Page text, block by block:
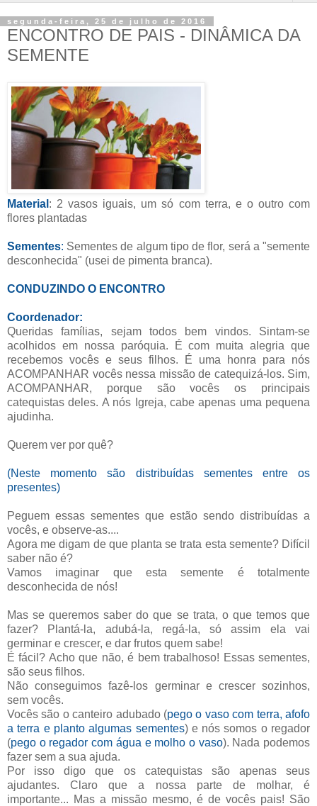
segunda-feira, 25 de julho de 2016
ENCONTRO DE PAIS - DINÂMICA DA
SEMENTE
Material : 2 vasos iguais, um só com terra, e o outro com
flores plantadas
Sementes: Sementes de algum tipo de flor, será a "semente
desconhecida" (usei de pimenta branca).
CONDUZINDO O ENCONTRO
Coordenador:
Queridas famílias, sejam todos bem vindos. Sintam-se
acolhidos em nossa paróquia. É com muita alegria que
recebemos vocês e seus filhos. É uma honra para nós
ACOMPANHAR vocês nessa missão de catequizá-los. Sim,
ACOMPANHAR, porque são vocês os principais
catequistas deles. A nós Igreja, cabe apenas uma pequena
ajudinha.
Querem ver por quê?
(Neste momento são distribuídas sementes entre os
presentes)
Peguem essas sementes que estão sendo distribuídas a
vocês, e observe-as....
Agora me digam de que planta se trata esta semente? Difícil
saber não é?
Vamos imaginar que esta semente é totalmente
desconhecida de nós!
Mas se queremos saber do que se trata, o que temos que
fazer? Plantá-la, adubá-la, regá-la, só assim ela vai
germinar e crescer, e dar frutos quem sabe!
É fácil? Acho que não, é bem trabalhoso! Essas sementes,
são seus filhos.
Não conseguimos fazê-los germinar e crescer sozinhos,
sem vocês.
Vocês são o canteiro adubado (pego o vaso com terra, afofo
a terra e planto algumas sementes) e nós somos o regador
(pego o regador com água e molho o vaso). Nada podemos
fazer sem a sua ajuda.
Por isso digo que os catequistas são apenas seus
ajudantes. Claro que a nossa parte de molhar, é
importante... Mas a missão mesmo, é de vocês pais! São